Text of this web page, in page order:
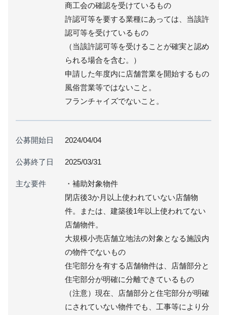
商工会の確認を受けているもの
許認可等を要する業種にあっては、当該許
認可等を受けているもの
（当該許認可等を受けることが確実と認め
られる場合を含む。）
申請した年度内に店舗営業を開始するもの
風俗営業等ではないこと。
フランチャイズでないこと。
公募開始日 2024/04/04
公募終了日 2025/03/31
主な要件
・補助対象物件
閉店後3か月以上使われていない店舗物
件。または、建築後1年以上使われてない
店舗物件。
大規模小売店舗立地法の対象となる施設内
の物件でないもの
住宅部分を有する店舗物件は、店舗部分と
住宅部分が明確に分離できているもの
（注意）現在、店舗部分と住宅部分が明確
にされていない物件でも、工事等により分